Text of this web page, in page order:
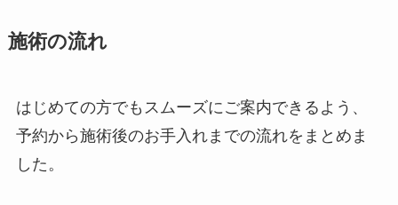
施術の流れ
はじめての方でもスムーズにご案内できるよう、
予約から施術後のお手入れまでの流れをまとめま
した。